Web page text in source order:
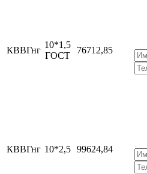
КВВГнг
10*1,5
ГОСТ
76712,85
КВВГнг 10*2,5 99624,84